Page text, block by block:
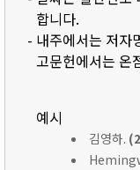
합니다.
- 내주에서는 저자
고문헌에서는 온
예시
김영하.